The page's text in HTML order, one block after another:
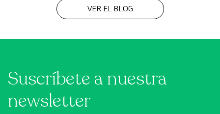
VER EL BLOG
Suscríbete a nuestra
newsletter